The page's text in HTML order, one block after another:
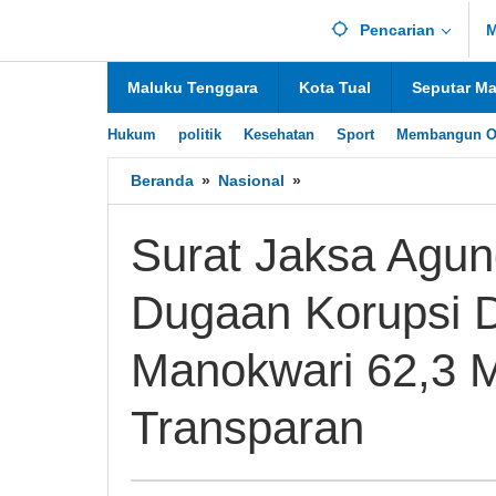
konten
Pencarian
Maluku Tenggara Kota Tual Seputar
Hukum politik Kesehatan Sport Membangun
Beranda » Nasional »
Jaksa
RI
Hentikan
Lidik
Dugaan
DAK
Fisik
Manokwari
M,
Surat Jaksa
Dugaan Korupsi
Manokwari 62,3
Transparan